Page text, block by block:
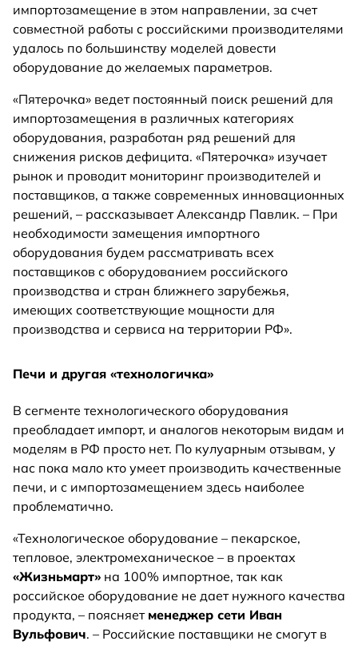
импортозамещение в этом направлении, за счет
совместной работы с российскими производителями
удалось по большинству моделей довести
оборудование до желаемых параметров.
«Пятерочка» ведет постоянный поиск решений для
импортозамещения в различных категориях
оборудования, разработан ряд решений для
снижения рисков дефицита. «Пятерочка» изучает
рынок и проводит мониторинг производителей и
поставщиков, а также современных инновационных
решений, – рассказывает Александр Павлик. – При
необходимости замещения импортного
оборудования будем рассматривать всех
поставщиков с оборудованием российского
производства и стран ближнего зарубежья,
имеющих соответствующие мощности для
производства и сервиса на территории РФ».
Печи и другая «технологичка»
В сегменте технологического оборудования
преобладает импорт, и аналогов некоторым видам и
моделям в РФ просто нет. По кулуарным отзывам, у
нас пока мало кто умеет производить качественные
печи, и с импортозамещением здесь наиболее
проблематично.
«Технологическое оборудование – пекарское,
тепловое, электромеханическое – в проектах
«Жизньмарт» на 100% импортное, так как
российское оборудование не дает нужного качества
продукта, – поясняет менеджер сети Иван
Вульфович. – Российские поставщики не смогут в